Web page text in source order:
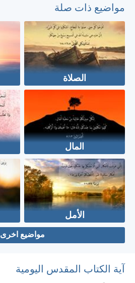
مواضيع ذات صلة
الصلاة
المال
الأمل
مواضيع اخرى
آية الكتاب المقدس اليومية